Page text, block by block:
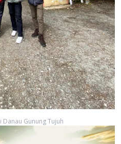
Danau Gunung Tujuh